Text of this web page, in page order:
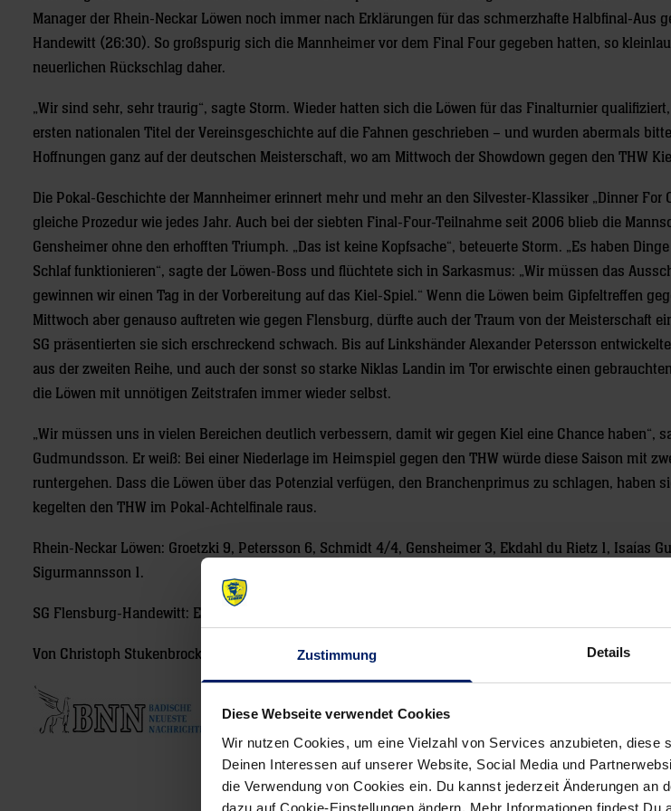
Zustimmung Details
Diese Webseite verwendet Cookies
Wir nutzen Cookies, um eine Vielzahl von Services anzubieten, diese
Deinen Interessen auf unserer Website, Social Media und
die Verwendung von Cookies ein. Du kannst jederzeit Änderungen an
dazu auf Cookie-Einstellungen ändern. Mehr Informationen findest Du
Manager der Rhein-Neckar Löwen noch immer nach Erklärungen für das schmerzhafte Halbfinal-Aus
Handewitt (26:30). So großspurig sich die Mannheimer vor dem Final Four gegeben hatten, so
neuerlichen Rückschlag daher.
„Wir sind sehr, sehr traurig“, sagte Storm. Wieder hatten sich die Löwen für das Finalturnier
ersten nationalen Titel der Vereinsgeschichte auf die Fahnen geschrieben – und wurden abermals
Hoffnungen ganz auf der deutschen Meisterschaft, wo am Mittwoch der Showdown gegen den THW
Die Pokal-Geschichte der Mannheimer erinnert mehr und mehr an den Silvester-Klassiker „Dinner For
gleiche Prozedur wie jedes Jahr. Auch bei der siebten Final-Four-Teilnahme seit 2006 blieb die
Gensheimer ohne den erhofften Triumph. „Das ist keine Kopfsache“, beteuerte Storm. „Es haben
Schlaf funktionieren“, sagte der Löwen-Boss und flüchtete sich in Sarkasmus: „Wir müssen das
gewinnen wir einen Tag in der Vorbereitung auf das Kiel-Spiel.“ Wenn die Löwen beim Gipfeltreffen
Mittwoch aber genauso auftreten wie gegen Flensburg, dürfte auch der Traum von der Meisterschaft
SG präsentierten sie sich erschreckend schwach. Bis auf Linkshänder Alexander Petersson
aus der zweiten Reihe, und auch der sonst so starke Niklas Landin im Tor erwischte einen
die Löwen mit unnötigen Zeitstrafen immer wieder selbst.
„Wir müssen uns in vielen Bereichen deutlich verbessern, damit wir gegen Kiel eine Chance haben“,
Gudmundsson. Er weiß: Bei einer Niederlage im Heimspiel gegen den THW würde diese Saison mit
runtergehen. Dass die Löwen über das Potenzial verfügen, den Branchenprimus zu schlagen, haben
kegelten den THW im Pokal-Achtelfinale raus.
Rhein-Neckar Löwen: Groetzki 9, Petersson 6, Schmidt 4/4, Gensheimer 3, Ekdahl du Rietz 1, Isaías
Sigurmannsson 1.
SG Flensburg-Handewitt: Eggert 7/2, Svan 7, Mogensen 5, Glandorf 4, Weinhold 4, Gottfridsson 1, Heinl
Von Christoph Stukenbrock
Alle News anzeigen